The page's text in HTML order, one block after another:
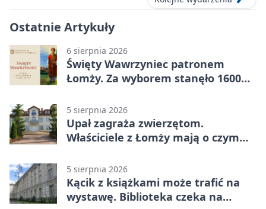
Ostatnie Artykuły
6 sierpnia 2026
Święty Wawrzyniec patronem
Łomży. Za wyborem stanęło 1600
5 sierpnia 2026
Upał zagraża zwierzętom.
Właściciele z Łomży mają o czym
5 sierpnia 2026
Kącik z książkami może trafić na
wystawę. Biblioteka czeka na